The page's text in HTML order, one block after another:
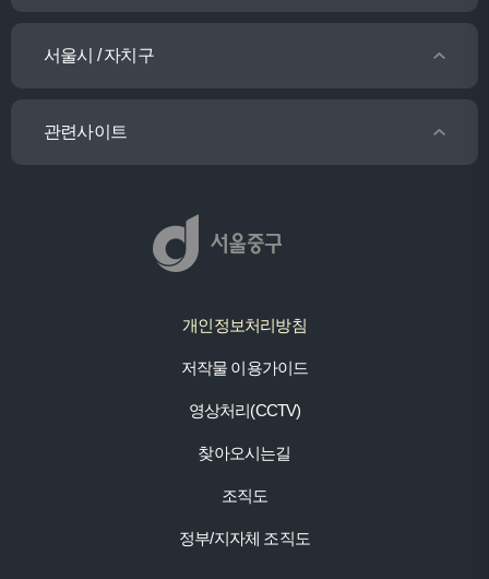
서울시 / 자치구
관련사이트
개인정보처리방침
저작물 이용가이드
영상처리(CCTV)
찾아오시는길
조직도
정부/지자체 조직도